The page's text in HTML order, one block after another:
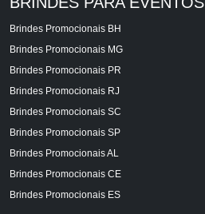
Brindes Promocionais BH
Brindes Promocionais MG
Brindes Promocionais PR
Brindes Promocionais RJ
Brindes Promocionais SC
Brindes Promocionais SP
Brindes Promocionais AL
Brindes Promocionais CE
Brindes Promocionais ES